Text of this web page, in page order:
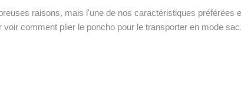
raisons, mais l'une de nos caractéristiques
comment plier le poncho pour le transporter en mode